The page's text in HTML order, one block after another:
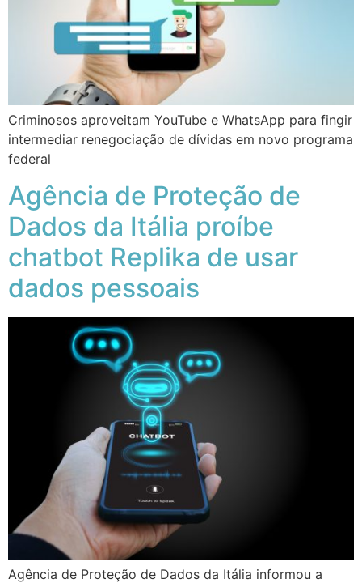
Criminosos aproveitam YouTube e WhatsApp para fingir
intermediar renegociação de dívidas em novo programa
federal
Agência de Proteção de
Dados da Itália proíbe
chatbot Replika de usar
dados pessoais
Agência de Proteção de Dados da Itália informou a